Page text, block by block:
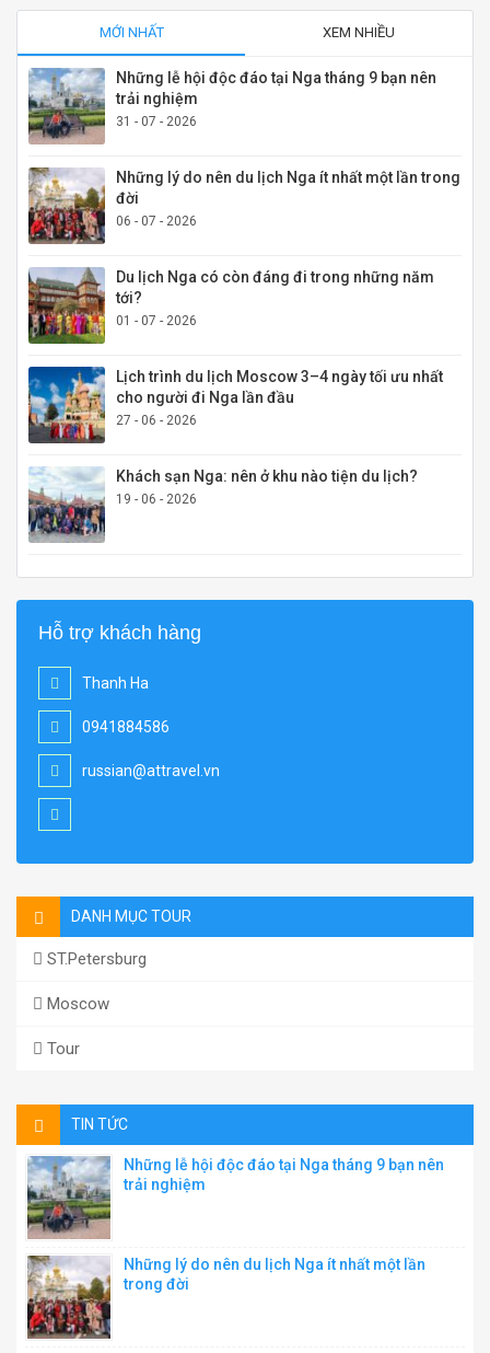
MỚI NHẤT XEM NHIỀU
Những lễ hội độc đáo tại Nga tháng 9 bạn nên
trải nghiệm
31 - 07 - 2026
Những lý do nên du lịch Nga ít nhất một lần trong
đời
06 - 07 - 2026
Du lịch Nga có còn đáng đi trong những năm
tới?
01 - 07 - 2026
Lịch trình du lịch Moscow 3–4 ngày tối ưu nhất
cho người đi Nga lần đầu
27 - 06 - 2026
Khách sạn Nga: nên ở khu nào tiện du lịch?
19 - 06 - 2026
Hỗ trợ khách hàng
Thanh Ha
0941884586
russian@attravel.vn
DANH MỤC TOUR
ST.Petersburg
Moscow
Tour
TIN TỨC
Những lễ hội độc đáo tại Nga tháng 9 bạn nên
trải nghiệm
Những lý do nên du lịch Nga ít nhất một lần
trong đời